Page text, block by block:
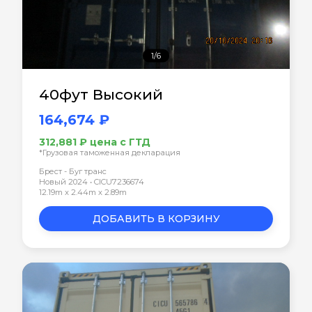
1/6
40фут Высокий
164,674 ₽
312,881 ₽ цена с ГТД
*Грузовая таможенная декларация
Брест - Буг транс
Новый 2024 • CICU7236674
12.19m x 2.44m x 2.89m
ДОБАВИТЬ В КОРЗИНУ